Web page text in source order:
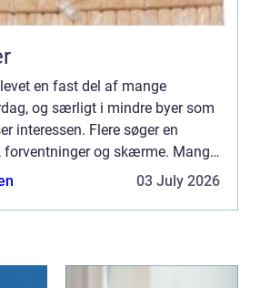
en fast del af mange
og særligt i mindre byer som
interessen. Flere søger en
forventninger og skærme. Mange
giver mere ro, bedre søvn
03 July 2026